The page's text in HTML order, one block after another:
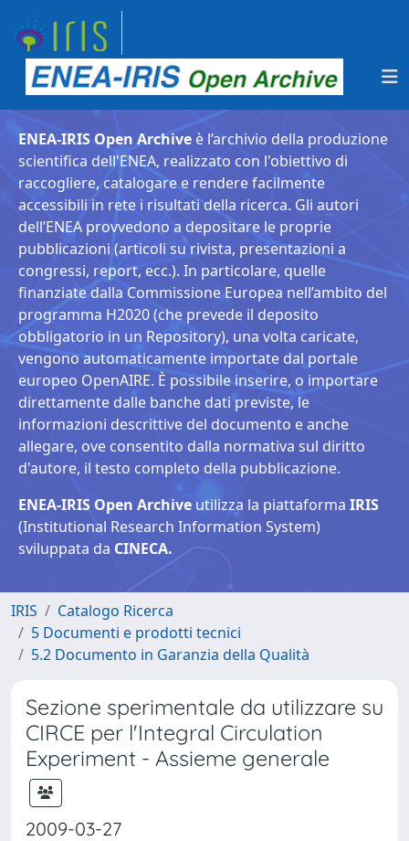
ENEA-IRIS Open Archive è l’archivio della produzione
scientifica dell'ENEA, realizzato con l'obiettivo di
raccogliere, catalogare e rendere facilmente
accessibili in rete i risultati della ricerca. Gli autori
dell’ENEA provvedono a depositare le proprie
pubblicazioni (articoli su rivista, presentazioni a
congressi, report, ecc.). In particolare, quelle
finanziate dalla Commissione Europea nell’ambito del
programma H2020 (che prevede il deposito
obbligatorio in un Repository), una volta caricate,
vengono automaticamente importate dal portale
europeo OpenAIRE. È possibile inserire, o importare
direttamente dalle banche dati previste, le
informazioni descrittive del documento e anche
allegare, ove consentito dalla normativa sul diritto
d'autore, il testo completo della pubblicazione.
ENEA-IRIS Open Archive utilizza la piattaforma IRIS
(Institutional Research Information System)
sviluppata da CINECA.
IRIS
Catalogo Ricerca
5 Documenti e prodotti tecnici
5.2 Documento in Garanzia della Qualità
Sezione sperimentale da utilizzare su
CIRCE per l'Integral Circulation
Experiment - Assieme generale
2009-03-27